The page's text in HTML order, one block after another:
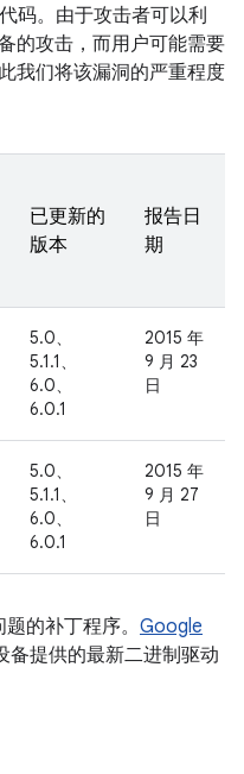
码。由于攻击者可以利
的攻击，而用户可能需要
我们将该漏洞的严重程度
已更新的
版本
报告日
期
5.0、
5.1.1、
6.0、
6.0.1
2015 年
9 月 23
日
5.0、
5.1.1、
6.0、
6.0.1
2015 年
9 月 27
日
的补丁程序。 Google
备提供的最新二进制驱动